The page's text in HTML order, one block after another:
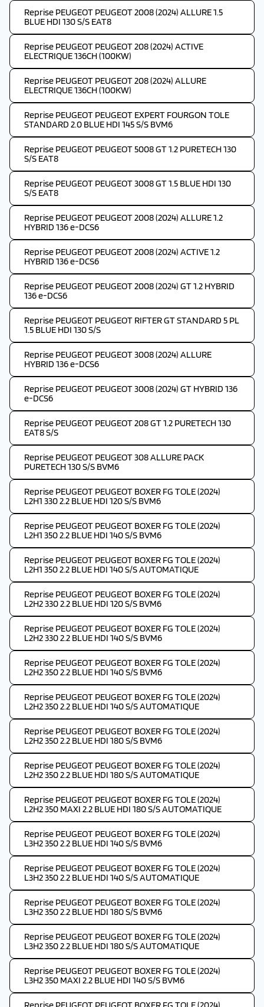
Reprise PEUGEOT PEUGEOT 2008 (2024) ALLURE 1.5
BLUE HDI 130 S/S EAT8
Reprise PEUGEOT PEUGEOT 208 (2024) ACTIVE
ELECTRIQUE 136CH (100KW)
Reprise PEUGEOT PEUGEOT 208 (2024) ALLURE
ELECTRIQUE 136CH (100KW)
Reprise PEUGEOT PEUGEOT EXPERT FOURGON TOLE
STANDARD 2.0 BLUE HDI 145 S/S BVM6
Reprise PEUGEOT PEUGEOT 5008 GT 1.2 PURETECH 130
S/S EAT8
Reprise PEUGEOT PEUGEOT 3008 GT 1.5 BLUE HDI 130
S/S EAT8
Reprise PEUGEOT PEUGEOT 2008 (2024) ALLURE 1.2
HYBRID 136 e-DCS6
Reprise PEUGEOT PEUGEOT 2008 (2024) ACTIVE 1.2
HYBRID 136 e-DCS6
Reprise PEUGEOT PEUGEOT 2008 (2024) GT 1.2 HYBRID
136 e-DCS6
Reprise PEUGEOT PEUGEOT RIFTER GT STANDARD 5 PL
1.5 BLUE HDI 130 S/S
Reprise PEUGEOT PEUGEOT 3008 (2024) ALLURE
HYBRID 136 e-DCS6
Reprise PEUGEOT PEUGEOT 3008 (2024) GT HYBRID 136
e-DCS6
Reprise PEUGEOT PEUGEOT 208 GT 1.2 PURETECH 130
EAT8 S/S
Reprise PEUGEOT PEUGEOT 308 ALLURE PACK
PURETECH 130 S/S BVM6
Reprise PEUGEOT PEUGEOT BOXER FG TOLE (2024)
L2H1 330 2.2 BLUE HDI 120 S/S BVM6
Reprise PEUGEOT PEUGEOT BOXER FG TOLE (2024)
L2H1 350 2.2 BLUE HDI 140 S/S BVM6
Reprise PEUGEOT PEUGEOT BOXER FG TOLE (2024)
L2H1 350 2.2 BLUE HDI 140 S/S AUTOMATIQUE
Reprise PEUGEOT PEUGEOT BOXER FG TOLE (2024)
L2H2 330 2.2 BLUE HDI 120 S/S BVM6
Reprise PEUGEOT PEUGEOT BOXER FG TOLE (2024)
L2H2 330 2.2 BLUE HDI 140 S/S BVM6
Reprise PEUGEOT PEUGEOT BOXER FG TOLE (2024)
L2H2 350 2.2 BLUE HDI 140 S/S BVM6
Reprise PEUGEOT PEUGEOT BOXER FG TOLE (2024)
L2H2 350 2.2 BLUE HDI 140 S/S AUTOMATIQUE
Reprise PEUGEOT PEUGEOT BOXER FG TOLE (2024)
L2H2 350 2.2 BLUE HDI 180 S/S BVM6
Reprise PEUGEOT PEUGEOT BOXER FG TOLE (2024)
L2H2 350 2.2 BLUE HDI 180 S/S AUTOMATIQUE
Reprise PEUGEOT PEUGEOT BOXER FG TOLE (2024)
L2H2 350 MAXI 2.2 BLUE HDI 180 S/S AUTOMATIQUE
Reprise PEUGEOT PEUGEOT BOXER FG TOLE (2024)
L3H2 350 2.2 BLUE HDI 140 S/S BVM6
Reprise PEUGEOT PEUGEOT BOXER FG TOLE (2024)
L3H2 350 2.2 BLUE HDI 140 S/S AUTOMATIQUE
Reprise PEUGEOT PEUGEOT BOXER FG TOLE (2024)
L3H2 350 2.2 BLUE HDI 180 S/S BVM6
Reprise PEUGEOT PEUGEOT BOXER FG TOLE (2024)
L3H2 350 2.2 BLUE HDI 180 S/S AUTOMATIQUE
Reprise PEUGEOT PEUGEOT BOXER FG TOLE (2024)
L3H2 350 MAXI 2.2 BLUE HDI 140 S/S BVM6